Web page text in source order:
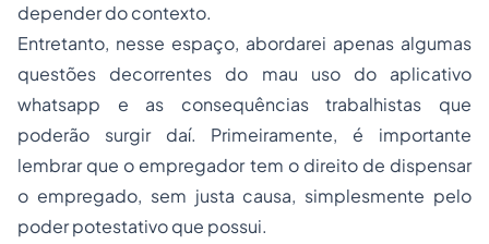
depender do contexto.
Entretanto, nesse espaço, abordarei apenas algumas
questões decorrentes do mau uso do aplicativo
whatsapp e as consequências trabalhistas que
poderão surgir daí. Primeiramente, é importante
lembrar que o empregador tem o direito de dispensar
o empregado, sem justa causa, simplesmente pelo
poder potestativo que possui.